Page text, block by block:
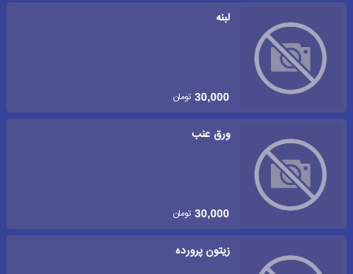
لبنه
30,000 تومان
ورق عنب
30,000 تومان
زیتون پرورده